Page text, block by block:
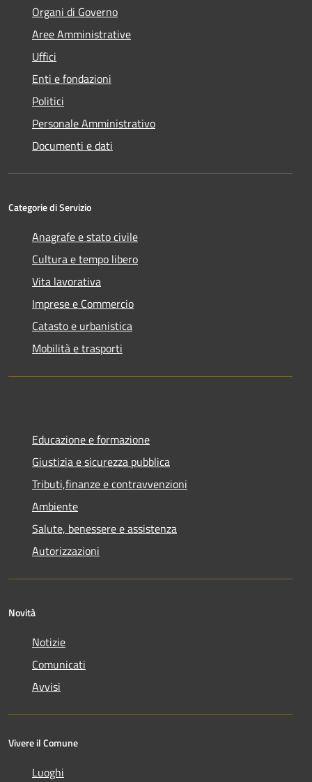
Organi di Governo
Aree Amministrative
Uffici
Enti e fondazioni
Politici
Personale Amministrativo
Documenti e dati
Categorie di Servizio
Anagrafe e stato civile
Cultura e tempo libero
Vita lavorativa
Imprese e Commercio
Catasto e urbanistica
Mobilità e trasporti
Educazione e formazione
Giustizia e sicurezza pubblica
Tributi,finanze e contravvenzioni
Ambiente
Salute, benessere e assistenza
Autorizzazioni
Novità
Notizie
Comunicati
Avvisi
Vivere il Comune
Luoghi